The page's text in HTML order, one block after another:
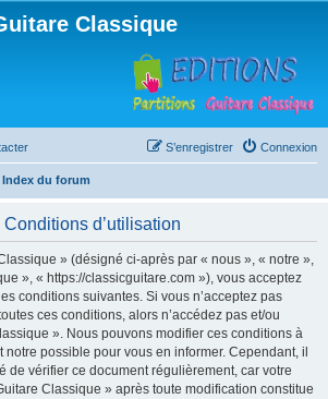
Classique
Connexion
S’enregistrer
Index du forum
d’utilisation
» (désigné ci-après par « nous », « notre »,
», « https://classicguitare.com »), vous acceptez
conditions suivantes. Si vous n’acceptez pas
ces conditions, alors n’accédez pas et/ou
». Nous pouvons modifier ces conditions à
notre possible pour vous en informer. Cependant, il
de vérifier ce document régulièrement, car votre
Classique » après toute modification constitue